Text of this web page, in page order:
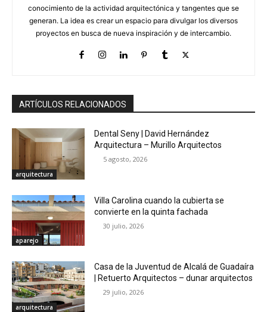
conocimiento de la actividad arquitectónica y tangentes que se
generan. La idea es crear un espacio para divulgar los diversos
proyectos en busca de nueva inspiración y de intercambio.
ARTÍCULOS RELACIONADOS
arquitectura
Dental Seny | David Hernández
Arquitectura – Murillo Arquitectos
5 agosto, 2026
aparejo
Villa Carolina cuando la cubierta se
convierte en la quinta fachada
30 julio, 2026
arquitectura
Casa de la Juventud de Alcalá de Guadaíra
| Retuerto Arquitectos – dunar arquitectos
29 julio, 2026